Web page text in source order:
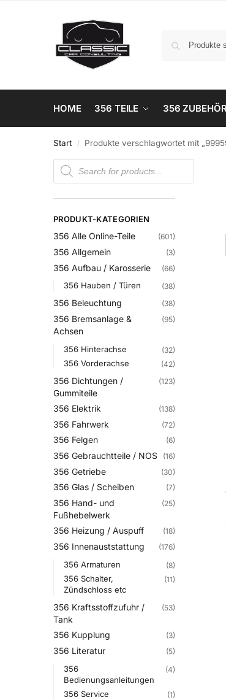
HOME 356 TEILE 356
Start / Produkte verschlagwortet mit
PRODUKT-KATEGORIEN
356 Alle Online-Teile (601)
356 Allgemein (3)
356 Aufbau / Karosserie (66)
356 Hauben / Türen (38)
356 Beleuchtung (38)
356 Bremsanlage &
Achsen
(95)
356 Hinterachse (32)
356 Vorderachse (42)
356 Dichtungen /
Gummiteile
(123)
356 Elektrik (138)
356 Fahrwerk (72)
356 Felgen (6)
356 Gebrauchtteile / NOS (16)
356 Getriebe (30)
356 Glas / Scheiben (7)
356 Hand- und
Fußhebelwerk
(25)
356 Heizung / Auspuff (18)
356 Innenauststattung (176)
356 Armaturen (8)
356 Schalter,
Zündschloss etc
(11)
356 Kraftsstoffzufuhr /
Tank
(53)
356 Kupplung (3)
356 Literatur (5)
356
Bedienungsanleitungen
(4)
356 Service (1)